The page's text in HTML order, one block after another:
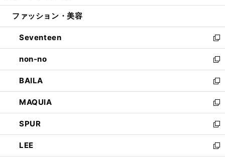
開
ウ
開
く
ン
ウ
で
開
く
ウ
ン
ド
ウ
で
開
く
ファッション・美容
Seventeen
新
し
い
ウ
ィ
ン
ド
ウ
で
開
く
non-no
新
し
い
ウ
ィ
ン
ド
ウ
で
開
BAILA
新
し
い
ウ
ィ
ン
ド
ウ
MAQUIA
新
し
い
ウ
ィ
ン
SPUR
新
し
い
ウ
LEE
新
し